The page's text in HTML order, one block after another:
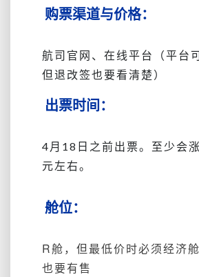
购票渠道与价格：
航司官网、在线平台（平台
但退改签也要看清楚）
出票时间：
4月18日之前出票。至少会
元左右。
舱位：
R舱，但最低价时必须经济
也要有售